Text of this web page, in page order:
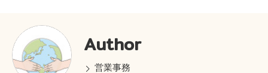
Author
営業事務